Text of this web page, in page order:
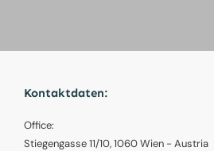
Kontaktdaten:
Office:
Stiegengasse 11/10, 1060 Wien - Austria